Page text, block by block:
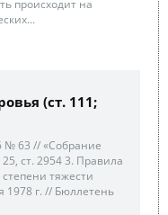
происходит на
(ст. 111;
№ 63 // «Собрание
ст. 2954 3. Правила
тяжести
1978 г. // Бюллетень